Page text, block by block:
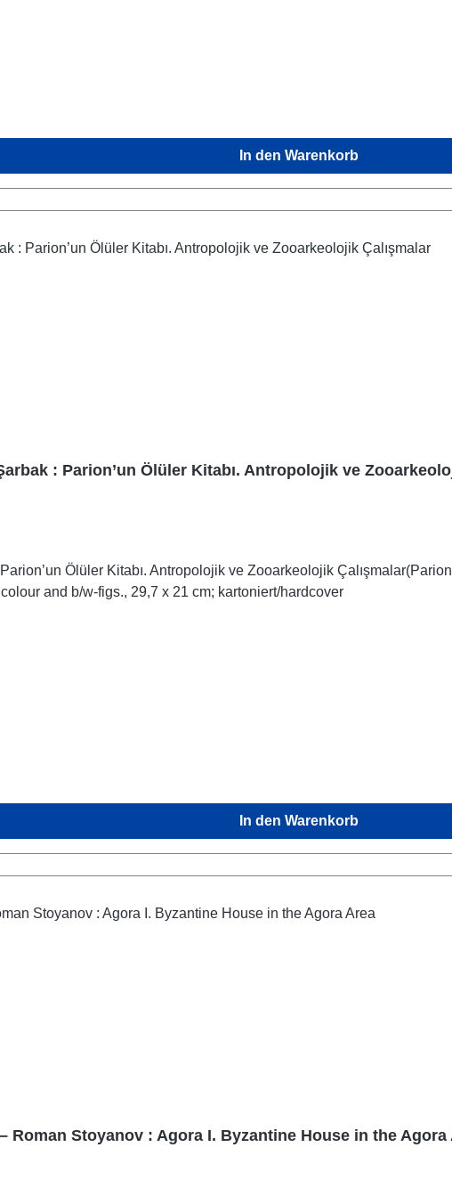
In den Warenkorb
: Parion’un Ölüler Kitabı. Antropolojik ve
Ölüler Kitabı. Antropolojik ve Zooarkeolojik
and b/w-figs., 29,7 x 21 cm; kartoniert/hardcover
In den Warenkorb
Roman Stoyanov : Agora I. Byzantine House in the Agora